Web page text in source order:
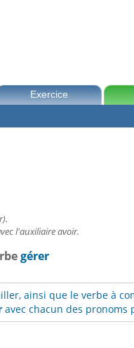
Exercice
l'auxiliaire avoir.
gérer
ainsi que le verbe à
avec chacun des pronoms